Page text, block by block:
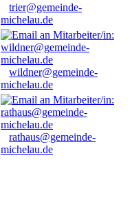
trier@gemeinde-
michelau.de
wildner@gemeinde-
michelau.de
rathaus@gemeinde-
michelau.de